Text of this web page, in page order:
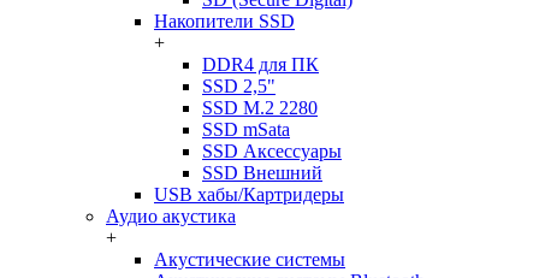
Накопители SSD
+
DDR4 для ПК
SSD 2,5"
SSD M.2 2280
SSD mSata
SSD Аксессуары
SSD Внешний
USB хабы/Картридеры
Аудио акустика
+
Акустические системы